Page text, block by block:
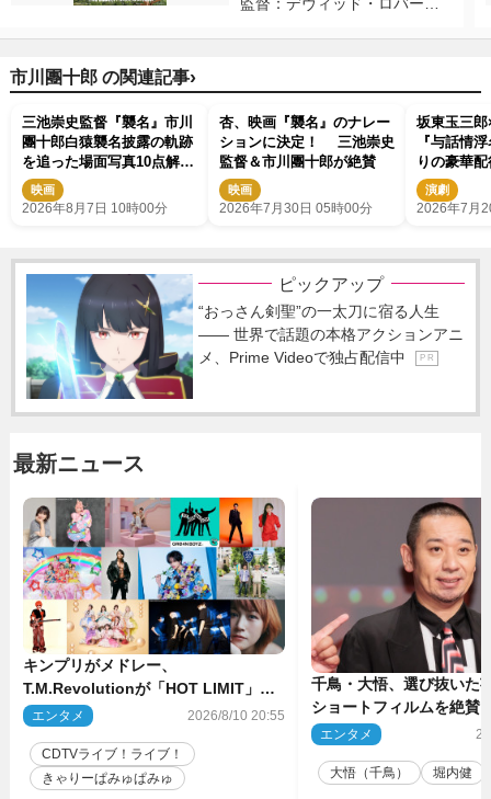
監督：デヴィッド・ロバー
市川團十郎 の関連記事›
三池崇史監督『襲名』市川
團十郎白猿襲名披露の軌跡
を追った場面写真10点解
禁！
映画
2026年8月7日 10時00分
杏、映画『襲名』のナレー
ションに決定！ 三池崇史
監督＆市川團十郎が絶賛
映画
2026年7月30日 05時00分
坂東玉三
『与話情
りの豪華
演劇
2026年7月
ピックアップ
“おっさん剣聖”の一太刀に宿る人生
―― 世界で話題の本格アクションアニ
メ、Prime Videoで独占配信中
P R
最新ニュース
キンプリがメドレー、
T.M.Revolutionが「HOT LIMIT」披
露 来週の『CDTVライブ！ライ
エンタメ 2026/8/10 20:55
CDTVライブ！ライブ！
きゃりーぱみゅぱみゅ
千鳥・大悟、選び抜いた
ショートフィルムを絶
話とか来るんじゃない？
エンタメ
大悟（千鳥） 堀内健